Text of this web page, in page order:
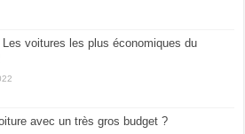
Les voitures les plus économiques du
avec un très gros budget ?